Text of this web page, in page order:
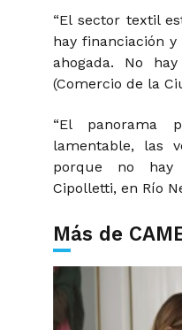
“El sector textil
hay financiación
ahogada. No
(Comercio de la
“El
lamentable, las
porque no hay
Cipolletti, en Río
Más de